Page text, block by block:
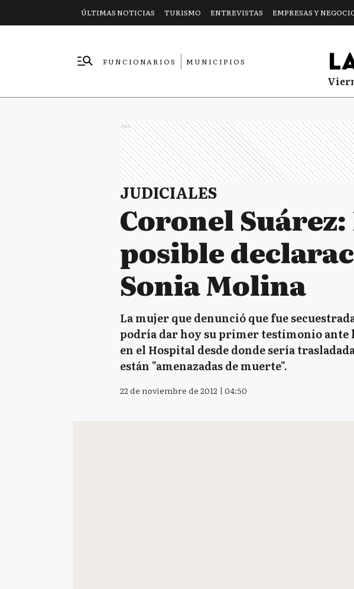
ÚLTIMAS NOTICIAS TURISMO ENTREVISTAS EMPRESAS Y
FUNCIONARIOS
MUNICIPIOS
Ads
JUDICIALES
Coronel
posible
Sonia Molina
La mujer que denunció que fue
podría dar hoy su primer testimonio ante
en el Hospital desde donde sería
están "amenazadas de muerte".
22 de noviembre de 2012 | 04:50